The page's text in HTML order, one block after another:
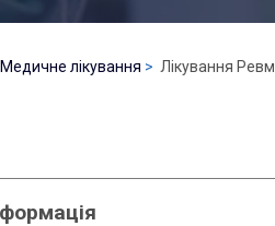
Медичне лікування Лікування